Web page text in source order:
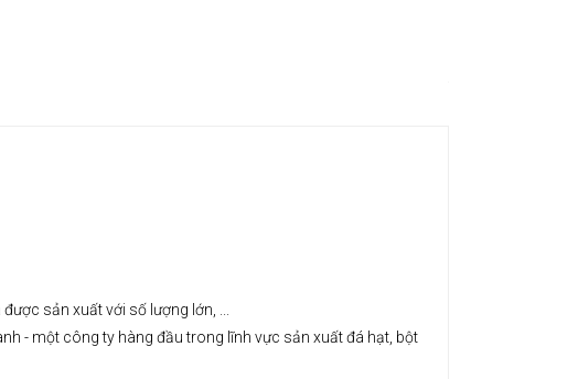
sản xuất với số lượng lớn, ...
- một công ty hàng đầu trong lĩnh vực sản xuất đá hạt, bột